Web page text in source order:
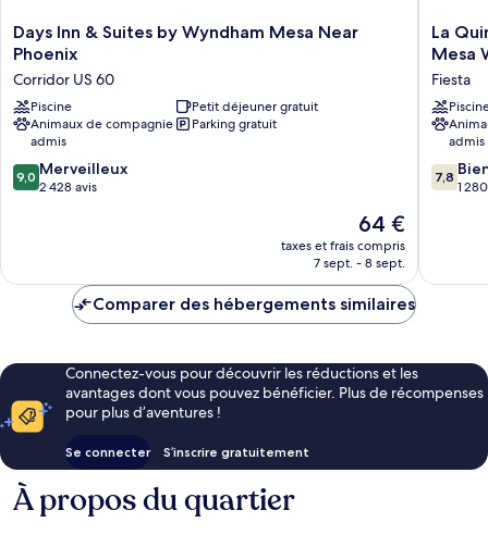
Days
Inn
Suites
by
Wyndham
Mesa
Near
Phoenix
Days Inn & Suites by Wyndham Mesa Near
Phoenix
Corridor US 60
Piscine
Petit déjeuner gratuit
Animaux de compagnie
admis
Parking gratuit
9.0
sur
9,0 Merveilleux
2 428 avis
Le
nouveau
prix
de
64 €
taxes et frais compris
7 sept. - 8 sept.
La
Quinta
&
Suites
by
Phoenix
Mesa
La
Mesa
Fiesta
admis
7.8
sur
7,8
1
Comparer des hébergements similaires
Connectez-vous pour découvrir les réductions et les
avantages dont vous pouvez bénéficier. Plus de récompenses
pour plus d’aventures !
Se connecter S’inscrire gratuitement
À propos du quartier